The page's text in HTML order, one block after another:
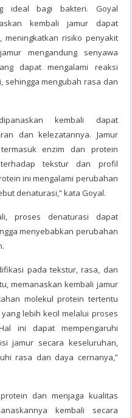
ideal bagi bakteri. Goyal
kembali jamur dapat
meningkatkan risiko penyakit
mengandung senyawa
dapat mengalami reaksi
sehingga mengubah rasa dan
kembali dapat
dan kelezatannya. Jamur
enzim dan protein
tekstur dan profil
ini mengalami perubahan
denaturasi,” kata Goyal.
proses denaturasi dapat
menyebabkan perubahan
pada tekstur, rasa, dan
memanaskan kembali jamur
molekul protein tertentu
lebih kecil melalui proses
ini dapat mempengaruhi
jamur secara keseluruhan,
rasa dan daya cernanya,”
dan menjaga kualitas
kembali secara